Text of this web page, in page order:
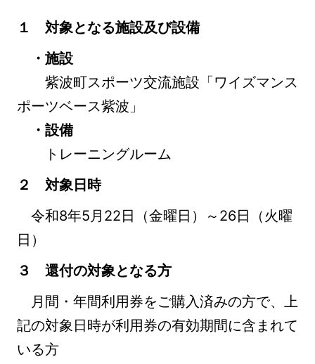
１ 対象となる施設及び設備
・施設
紫波町スポーツ交流施設「ワイズマンス
ポーツベース紫波」
・設備
トレーニングルーム
２ 対象日時
令和8年5月22日（金曜日）～26日（火曜
日）
３ 還付の対象となる方
月間・年間利用券をご購入済みの方で、上
記の対象日時が利用券の有効期間に含まれて
いる方